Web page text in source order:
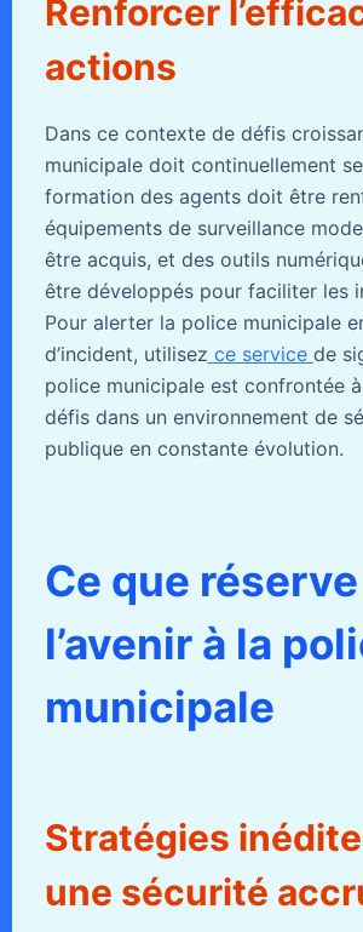
Renforcer
actions
Dans ce contexte de défis
municipale doit continuellement
formation des agents doit être
équipements de surveillance
être acquis, et des outils
être développés pour faciliter les
Pour alerter la police municipale
d’incident, utilisez ce service de
police municipale est confrontée
défis dans un environnement de
publique en constante évolution.
Ce que réserve
l’avenir à la
municipale
Stratégies
une sécurité